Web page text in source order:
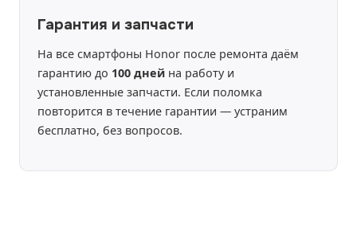
Гарантия и запчасти
На все смартфоны Honor после ремонта даём
гарантию до 100 дней на работу и
установленные запчасти. Если поломка
повторится в течение гарантии — устраним
бесплатно, без вопросов.